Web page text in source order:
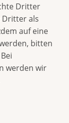
Dritter
Dritter als
auf eine
bitten
werden wir